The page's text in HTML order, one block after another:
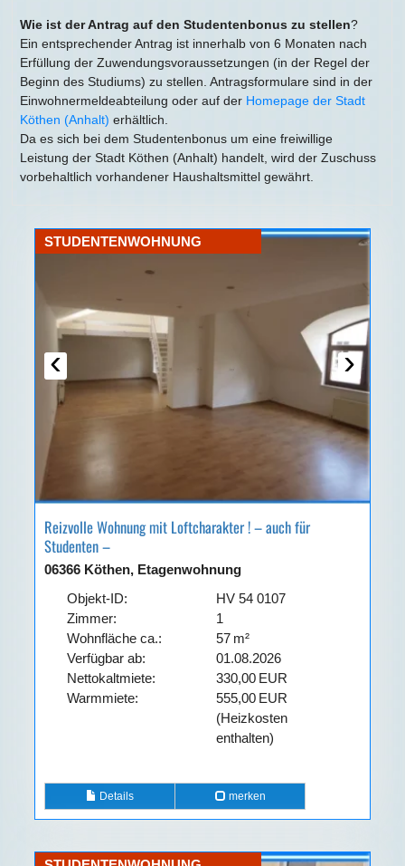
Wie ist der Antrag auf den Studentenbonus zu stellen?
Ein entsprechender Antrag ist innerhalb von 6 Monaten nach
Erfüllung der Zuwendungsvoraussetzungen (in der Regel der
Beginn des Studiums) zu stellen. Antragsformulare sind in der
Einwohnermeldeabteilung oder auf der Homepage der Stadt
Köthen (Anhalt) erhältlich.
Da es sich bei dem Studentenbonus um eine freiwillige
Leistung der Stadt Köthen (Anhalt) handelt, wird der Zuschuss
vorbehaltlich vorhandener Haushaltsmittel gewährt.
‹ ›
STUDENTENWOHNUNG
Reizvolle Wohnung mit Loftcharakter ! – auch für
Studenten –
06366 Köthen, Etagenwohnung
Objekt-ID:
HV 54 0107
Zimmer:
1
Wohnfläche ca.:
57 m²
Verfügbar ab:
01.08.2026
Nettokaltmiete:
330,00 EUR
Warmmiete:
555,00 EUR
(Heizkosten
enthalten)
Details merken